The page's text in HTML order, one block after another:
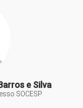
e Silva
SOCESP